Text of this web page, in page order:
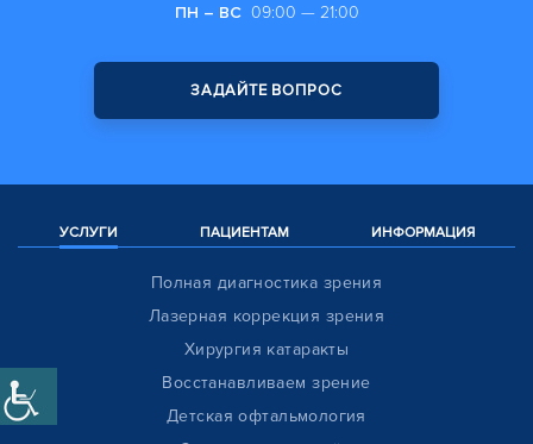
ПН – ВС 09:00 — 21:00
ЗАДАЙТЕ ВОПРОС
УСЛУГИ ПАЦИЕНТАМ ИНФОРМАЦИЯ
Полная диагностика зрения
Лазерная коррекция зрения
Хирургия катаракты
Восстанавливаем зрение
Детская офтальмология